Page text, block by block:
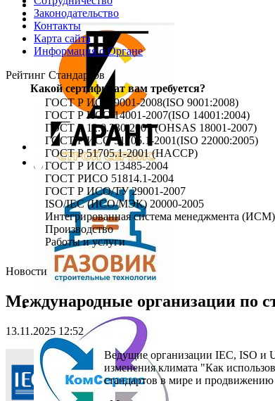
Законодательство
Контакты
Карта сайта
Информация о Органе
Рейтинг Стандартов
Какой сертификат вам требуется?
ГОСТ Р ИСО 9001-2008(ISO 9001:2008)
ГОСТ Р ИСО 14001-2007(ISO 14001:2004)
ГОСТ Р 12.0.230-2007 (OHSAS 18001-2007)
ГОСТ Р ИСО 51705.1-2001(ISO 22000:2005)
ГОСТ Р 51705.1-2001 (HACCP)
ГОСТ Р ИСО 13485-2004
ГОСТ РИСО 51814.1-2004
ГОСТ Р ИСО/ТУ 29001-2007
ISO/IEC (ИСО/МЭК) 20000-2005
Интегрированная система менеджмента (ИСМ)
Производство
Работы и услуги
Новости
Международные организации по
13.11.2025 12:52
Ведущие организации IEC, ISO и
изменения климата "Как
стандартов в мире и